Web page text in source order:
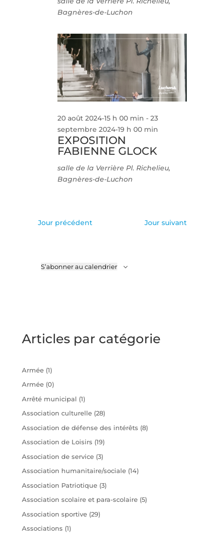
Bagnères-de-Luchon
EXPOSITION
FABIENNE GLOCK
20 août 2024-15 h 00 min -23
septembre 2024-19 h 00 min
salle de la VerrièrePl. Richelieu,
Bagnères-de-Luchon
Jour précédent Jour suivant
S’abonner au calendrier
Articles par catégorie
Armée(1)
Armée(0)
Arrêté municipal (1)
Association culturelle(28)
Association de défense des intérêts (8)
Association de Loisirs (19)
Association de service(3)
Association humanitaire/sociale(14)
Association Patriotique(3)
Association scolaire et para-scolaire(5)
Association sportive(29)
Associations (1)